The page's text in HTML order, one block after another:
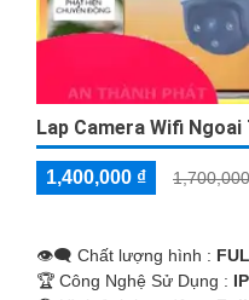
Lap Camera Wifi
1,400,000 ₫
👁️‍🗨 Chất lượng hình :
🏆 Công Nghệ Sử Dụng :